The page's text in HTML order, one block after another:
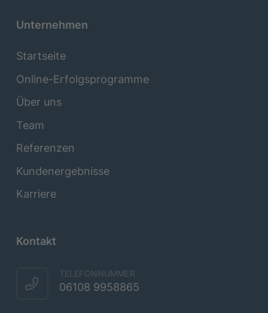
Unternehmen
Startseite
Online-Erfolgsprogramme
Über uns
Team
Referenzen
Kundenergebnisse
Karriere
Kontakt
TELEFONNUMMER
06108 9958865